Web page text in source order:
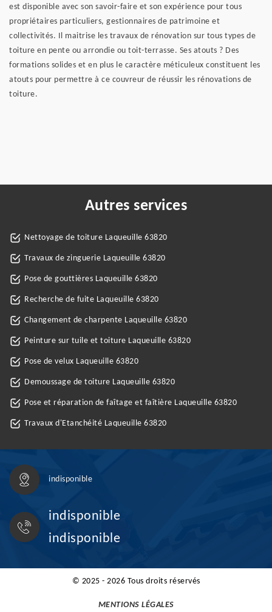
est disponible avec son savoir-faire et son expérience pour tous
propriétaires particuliers, gestionnaires de patrimoine et
collectivités. Il maitrise les travaux de rénovation sur tous types de
toiture en pente ou arrondie ou toit-terrasse. Ses atouts ? Des
formations solides et en plus le caractère méticuleux constituent les
atouts pour permettre à ce couvreur de réussir les rénovations de
toiture.
Autres services
Nettoyage de toiture Laqueuille 63820
Travaux de zinguerie Laqueuille 63820
Pose de gouttières Laqueuille 63820
Recherche de fuite Laqueuille 63820
Changement de charpente Laqueuille 63820
Peinture sur tuile et toiture Laqueuille 63820
Pose de velux Laqueuille 63820
Demoussage de toiture Laqueuille 63820
Pose et réparation de faîtage et faîtière Laqueuille 63820
Travaux d'Etanchéité Laqueuille 63820
indisponible
indisponible
indisponible
© 2025 - 2026 Tous droits réservés
MENTIONS LÉGALES